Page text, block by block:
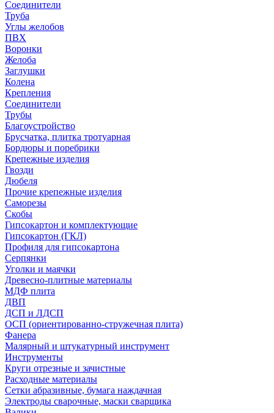
Соединители
Труба
Углы желобов
ПВХ
Воронки
Желоба
Заглушки
Колена
Крепления
Соединители
Трубы
Благоустройство
Брусчатка, плитка тротуарная
Бордюры и поребрики
Крепежные изделия
Гвозди
Дюбеля
Прочие крепежные изделия
Саморезы
Скобы
Гипсокартон и комплектующие
Гипсокартон (ГКЛ)
Профиля для гипсокартона
Серпянки
Уголки и маячки
Древесно-плитные материалы
МДФ плита
ДВП
ДСП и ЛДСП
ОСП (ориентированно-стружечная плита)
Фанера
Малярный и штукатурный инструмент
Инструменты
Круги отрезные и зачистные
Расходные материалы
Сетки абразивные, бумага наждачная
Электроды сварочные, маски сварщика